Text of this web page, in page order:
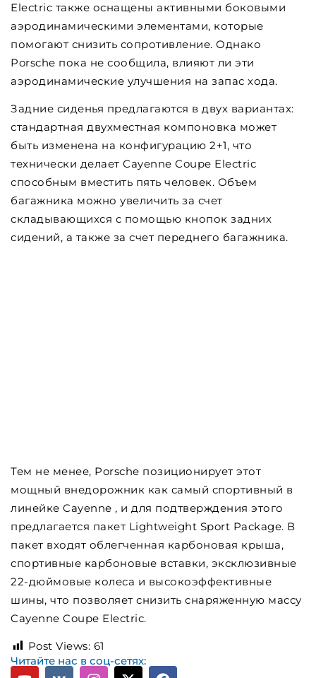
Electric также оснащены активными боковыми
аэродинамическими элементами, которые
помогают снизить сопротивление. Однако
Porsche пока не сообщила, влияют ли эти
аэродинамические улучшения на запас хода.
Задние сиденья предлагаются в двух вариантах:
стандартная двухместная компоновка может
быть изменена на конфигурацию 2+1, что
технически делает Cayenne Coupe Electric
способным вместить пять человек. Объем
багажника можно увеличить за счет
складывающихся с помощью кнопок задних
сидений, а также за счет переднего багажника.
Тем не менее, Porsche позиционирует этот
мощный внедорожник как самый спортивный в
линейке Cayenne , и для подтверждения этого
предлагается пакет Lightweight Sport Package. В
пакет входят облегченная карбоновая крыша,
спортивные карбоновые вставки, эксклюзивные
22-дюймовые колеса и высокоэффективные
шины, что позволяет снизить снаряженную массу
Cayenne Coupe Electric.
Post Views: 61
Читайте нас в соц-сетях: